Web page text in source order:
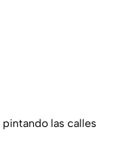
pintando las calles